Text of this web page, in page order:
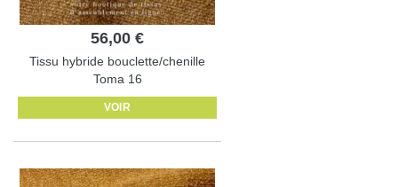
56,00 €
Tissu hybride bouclette/chenille
Toma 16
VOIR